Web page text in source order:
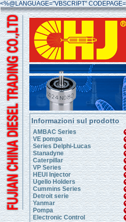
<%@LANGUAGE="VBSCRIPT"
Informazioni sul prodotto
AMBAC Series
VE pompa
Series Delphi-Lucas
Stanadyne
Caterpillar
VP Series
HEUI Injector
Ugello Holders
Cummins Series
Detroit serie
Yanmar
Pompa
Electronic Control